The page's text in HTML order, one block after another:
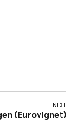
NEXT
(Eurovignet)